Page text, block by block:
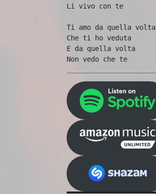
Li vivo con te
Ti amo da quella volta
Che ti ho veduta
E da quella volta
Non vedo che te